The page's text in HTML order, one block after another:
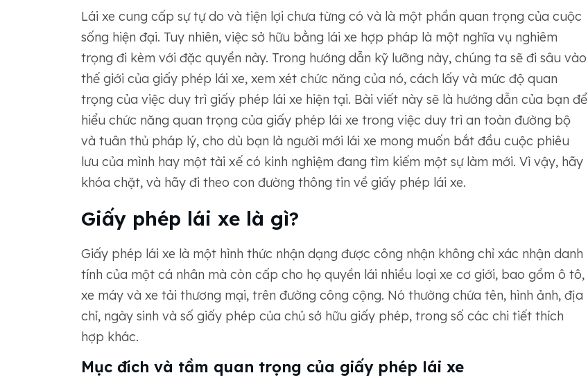
Lái xe cung cấp sự tự do và tiện lợi chưa từng có và là một phần quan trọng của cuộc
sống hiện đại. Tuy nhiên, việc sở hữu bằng lái xe hợp pháp là một nghĩa vụ nghiêm
trọng đi kèm với đặc quyền này. Trong hướng dẫn kỹ lưỡng này, chúng ta sẽ đi sâu vào
thế giới của giấy phép lái xe, xem xét chức năng của nó, cách lấy và mức độ quan
trọng của việc duy trì giấy phép lái xe hiện tại. Bài viết này sẽ là hướng dẫn của bạn để
hiểu chức năng quan trọng của giấy phép lái xe trong việc duy trì an toàn đường bộ
và tuân thủ pháp lý, cho dù bạn là người mới lái xe mong muốn bắt đầu cuộc phiêu
lưu của mình hay một tài xế có kinh nghiệm đang tìm kiếm một sự làm mới. Vì vậy, hãy
khóa chặt, và hãy đi theo con đường thông tin về giấy phép lái xe.
Giấy phép lái xe là gì?
Giấy phép lái xe là một hình thức nhận dạng được công nhận không chỉ xác nhận danh
tính của một cá nhân mà còn cấp cho họ quyền lái nhiều loại xe cơ giới, bao gồm ô tô,
xe máy và xe tải thương mại, trên đường công cộng. Nó thường chứa tên, hình ảnh, địa
chỉ, ngày sinh và số giấy phép của chủ sở hữu giấy phép, trong số các chi tiết thích
hợp khác.
Mục đích và tầm quan trọng của giấy phép lái xe